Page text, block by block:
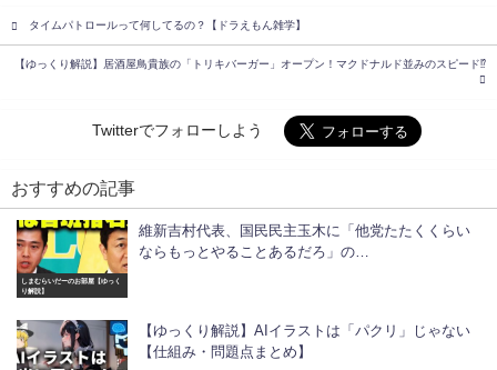
タイムパトロールって何してるの？【ドラえもん雑学】
【ゆっくり解説】居酒屋鳥貴族の「トリキバーガー」オープン！マクドナルド並みのスピード⁉︎
Twitterでフォローしよう
おすすめの記事
しまむらいだーのお部屋【ゆっく
り解説】
維新吉村代表、国民民主玉木に「他党たたくくらい
ならもっとやることあるだろ」の…
【ゆっくり解説】AIイラストは「パクリ」じゃない
【仕組み・問題点まとめ】